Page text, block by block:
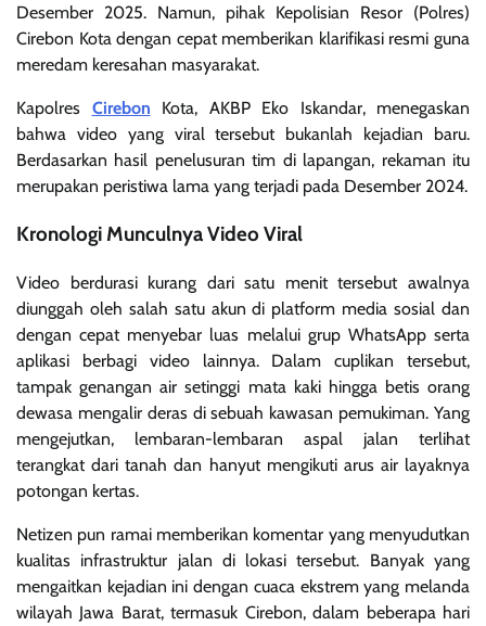
Desember 2025. Namun, pihak Kepolisian Resor (Polres)
Cirebon Kota dengan cepat memberikan klarifikasi resmi guna
meredam keresahan masyarakat.
Kapolres Cirebon Kota, AKBP Eko Iskandar, menegaskan
bahwa video yang viral tersebut bukanlah kejadian baru.
Berdasarkan hasil penelusuran tim di lapangan, rekaman itu
merupakan peristiwa lama yang terjadi pada Desember 2024.
Kronologi Munculnya Video Viral
Video berdurasi kurang dari satu menit tersebut awalnya
diunggah oleh salah satu akun di platform media sosial dan
dengan cepat menyebar luas melalui grup WhatsApp serta
aplikasi berbagi video lainnya. Dalam cuplikan tersebut,
tampak genangan air setinggi mata kaki hingga betis orang
dewasa mengalir deras di sebuah kawasan pemukiman. Yang
mengejutkan, lembaran-lembaran aspal jalan terlihat
terangkat dari tanah dan hanyut mengikuti arus air layaknya
potongan kertas.
Netizen pun ramai memberikan komentar yang menyudutkan
kualitas infrastruktur jalan di lokasi tersebut. Banyak yang
mengaitkan kejadian ini dengan cuaca ekstrem yang melanda
wilayah Jawa Barat, termasuk Cirebon, dalam beberapa hari